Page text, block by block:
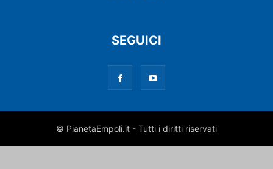
SEGUICI
© PianetaEmpoli.it - Tutti i diritti riservati